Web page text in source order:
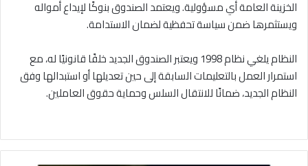
الخزينة العامة أي مسؤولية. ويعتمد الصندوق بنوكًا لإيداع أمواله
ويستثمرها ضمن سياسة تحفظية لضمان الاستدامة.
النظام يلغي نظام 1998 ويعتبر الصندوق الجديد خلفًا قانونيًا له، مع
استمرار العمل بالتعليمات السابقة إلى حين تعديلها أو استبدالها وفق
النظام الجديد، ضمانًا للانتقال السلس وحماية حقوق العاملين.